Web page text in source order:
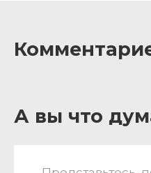
А вы что